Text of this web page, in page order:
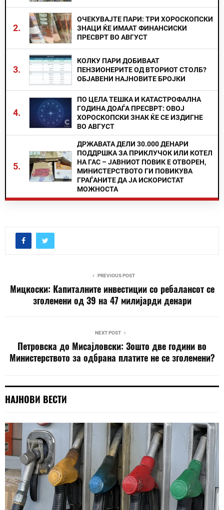
2.
ОЧЕКУВАЈТЕ ПАРИ: ТРИ ХОРОСКОПСКИ
ЗНАЦИ ЌЕ ИМААТ ФИНАНСИСКИ
ПРЕСВРТ ВО АВГУСТ
3.
КОЛКУ ПАРИ ДОБИВААТ
ПЕНЗИОНЕРИТЕ ОД ВТОРИОТ СТОЛБ?
ОБЈАВЕНИ НАЈНОВИТЕ БРОЈКИ
4.
ПО ЦЕЛА ТЕШКА И КАТАСТРОФАЛНА
ГОДИНА ДОАЃА ПРЕСВРТ: ОВОЈ
ХОРОСКОПСКИ ЗНАК ЌЕ СЕ ИЗДИГНЕ
ВО АВГУСТ
5.
ДРЖАВАТА ДЕЛИ 30.000 ДЕНАРИ
ПОДДРШКА ЗА ПРИКЛУЧОК ИЛИ КОТЕЛ
НА ГАС – ЈАВНИОТ ПОВИК Е ОТВОРЕН,
МИНИСТЕРСТВОТО ГИ ПОВИКУВА
ГРАЃАНИТЕ ДА ЈА ИСКОРИСТАТ
МОЖНОСТА
PREVIOUS POST
Мицкоски: Капиталните инвестиции со ребалансот се
зголемени од 39 на 47 милијарди денари
NEXT POST
Петровска до Мисајловски: Зошто две години во
Министерството за одбрана платите не се зголемени?
НАЈНОВИ ВЕСТИ